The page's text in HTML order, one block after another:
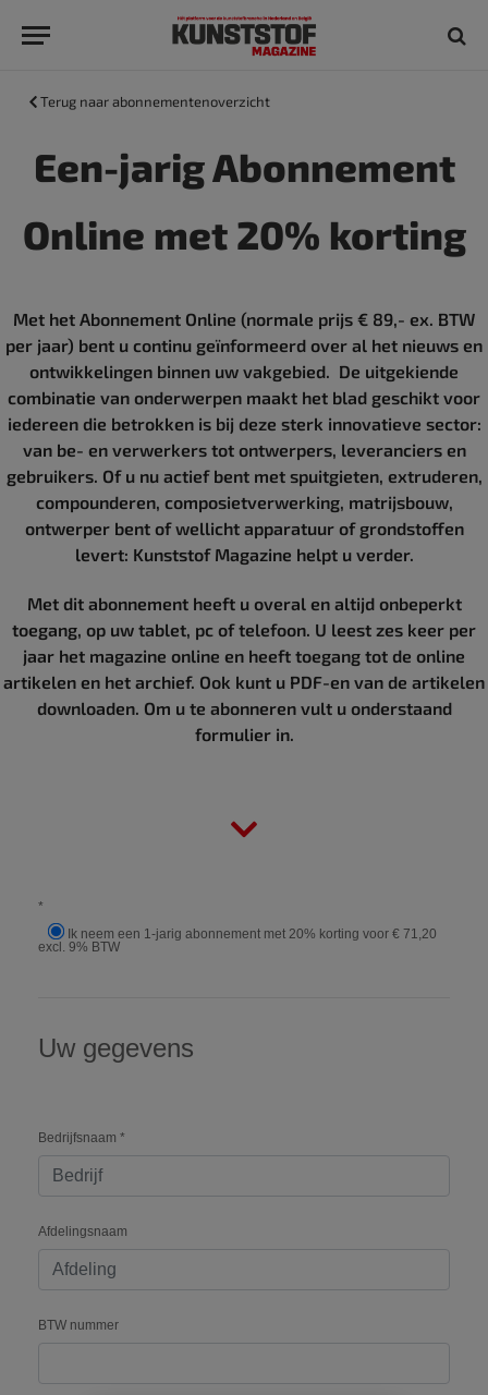
Terug naar abonnementenoverzicht
Een-jarig Abonnement
Online met 20% korting
Met het Abonnement Online (normale prijs € 89,- ex. BTW
per jaar) bent u continu geïnformeerd over al het nieuws en
ontwikkelingen binnen uw vakgebied. De uitgekiende
combinatie van onderwerpen maakt het blad geschikt voor
iedereen die betrokken is bij deze sterk innovatieve sector:
van be- en verwerkers tot ontwerpers, leveranciers en
gebruikers. Of u nu actief bent met spuitgieten, extruderen,
compounderen, composietverwerking, matrijsbouw,
ontwerper bent of wellicht apparatuur of grondstoffen
levert: Kunststof Magazine helpt u verder.
Met dit abonnement heeft u overal en altijd onbeperkt
toegang, op uw tablet, pc of telefoon. U leest zes keer per
jaar het magazine online en heeft toegang tot de online
artikelen en het archief. Ook kunt u PDF-en van de artikelen
downloaden. Om u te abonneren vult u onderstaand
formulier in.